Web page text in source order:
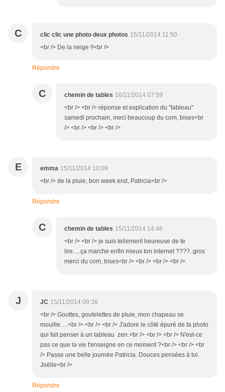
C clic clic une photo deux photos 15/11/2014 11:50
<br /> De la neige !!<br />
Répondre
C chemin de tables 16/11/2014 07:59
<br /> <br /> réponse et explication du "tableau"
samedi prochain, meci beaucoup du com, bises<br
/> <br /> <br /> <br />
E emma 15/11/2014 10:09
<br /> de la pluie, bon week end, Patricia<br />
Répondre
C chemin de tables 15/11/2014 14:46
<br /> <br /> je suis tellement heureuse de te
lire.....ça marche enfin mieux ton internet ????..gros
merci du com, bises<br /> <br /> <br /> <br />
J JC 15/11/2014 09:38
<br /> Gouttes, goutelettes de pluie, mon chapeau se
mouille.....<br /> <br /> <br /> J'adore le côté épuré de ta photo
qui fait penser à un tableau zen.<br /> <br /> <br /> N'est-ce
pas ce que la vie t'enseigne en ce moment ?<br /> <br /> <br
/> Passe une belle journée Patricia. Douces pensées à toi.
Joëlle<br />
Répondre